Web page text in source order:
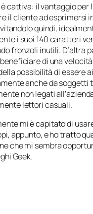
è cattiva: il vantaggio per
il cliente ad esprimersi
quindi,
i suoi 140 caratteri
fronzoli inutili. D’altra
di una
possibilità di essere
anche da soggetti
non legati
lettori casuali.
mi è capitato di
appunto, e ho tratto
che mi sembra
Geek.